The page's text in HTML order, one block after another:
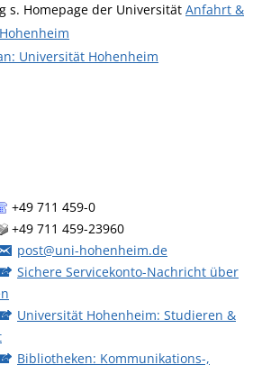
s. Homepage der Universität Anfahrt &
Universität Hohenheim
+49 711 459-0
+49 711 459-23960
post@uni-hohenheim.de
Sichere Servicekonto-Nachricht über
Universität Hohenheim: Studieren &
Bibliotheken: Kommunikations-,